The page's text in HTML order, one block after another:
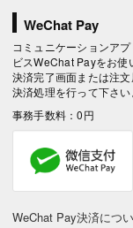
WeChat Pay
コミュニケーションア
ビスWeChat Payをお使
決済完了画面または注
決済処理を行って下さい
事務手数料：0円
WeChat Pay決済につ